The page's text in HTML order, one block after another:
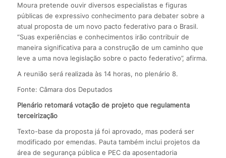
Moura pretende ouvir diversos especialistas e figuras
públicas de expressivo conhecimento para debater sobre a
atual proposta de um novo pacto federativo para o Brasil.
“Suas experiências e conhecimentos irão contribuir de
maneira significativa para a construção de um caminho que
leve a uma nova legislação sobre o pacto federativo”, afirma.
A reunião será realizada às 14 horas, no plenário 8.
Fonte: Câmara dos Deputados
Plenário retomará votação de projeto que regulamenta
terceirização
Texto-base da proposta já foi aprovado, mas poderá ser
modificado por emendas. Pauta também inclui projetos da
área de segurança pública e PEC da aposentadoria